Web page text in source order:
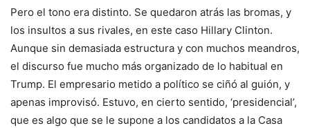
Pero el tono era distinto. Se quedaron atrás las bromas, y
los insultos a sus rivales, en este caso Hillary Clinton.
Aunque sin demasiada estructura y con muchos meandros,
el discurso fue mucho más organizado de lo habitual en
Trump. El empresario metido a político se ciñó al guión, y
apenas improvisó. Estuvo, en cierto sentido, ‘presidencial’,
que es algo que se le supone a los candidatos a la Casa